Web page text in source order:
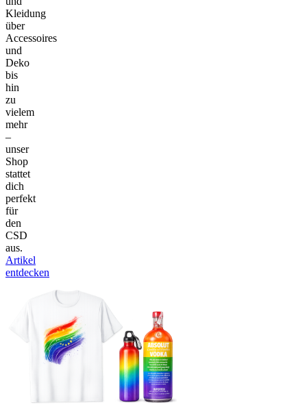
Kleidung
über
Accessoires
und
Deko
bis
hin
zu
vielem
mehr
–
unser
Shop
stattet
dich
perfekt
für
den
CSD
aus.
Artikel
entdecken